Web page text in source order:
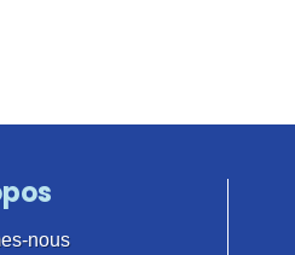
nous